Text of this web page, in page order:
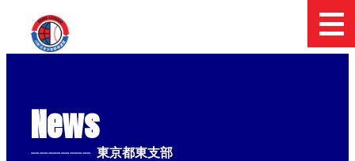
News
-------------- 東京都東支部